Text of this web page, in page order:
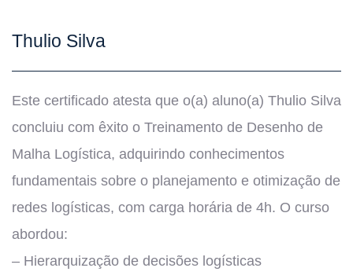
Thulio Silva
Este certificado atesta que o(a) aluno(a) Thulio Silva
concluiu com êxito o Treinamento de Desenho de
Malha Logística, adquirindo conhecimentos
fundamentais sobre o planejamento e otimização de
redes logísticas, com carga horária de 4h. O curso
abordou:
– Hierarquização de decisões logísticas